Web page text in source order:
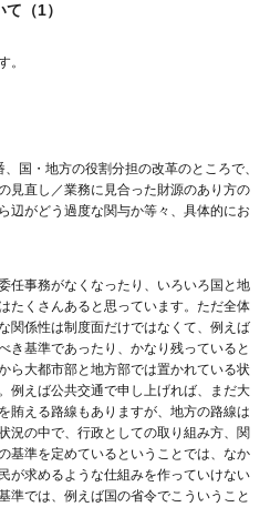
（1）
。
国・地方の役割分担の改革のところで、
見直し／業務に見合った財源のあり方の
辺がどう過度な関与か等々、具体的にお
任事務がなくなったり、いろいろ国と地
たくさんあると思っています。ただ全体
関係性は制度面だけではなくて、例えば
き基準であったり、かなり残っていると
ら大都市部と地方部では置かれている状
例えば公共交通で申し上げれば、まだ大
賄える路線もありますが、地方の路線は
況の中で、行政としての取り組み方、関
基準を定めているということでは、なか
が求めるような仕組みを作っていけない
準では、例えば国の省令でこういうこと